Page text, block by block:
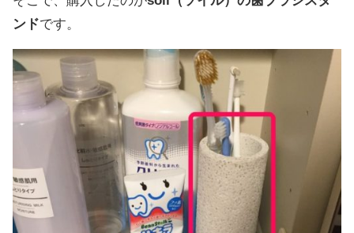
ンドです。